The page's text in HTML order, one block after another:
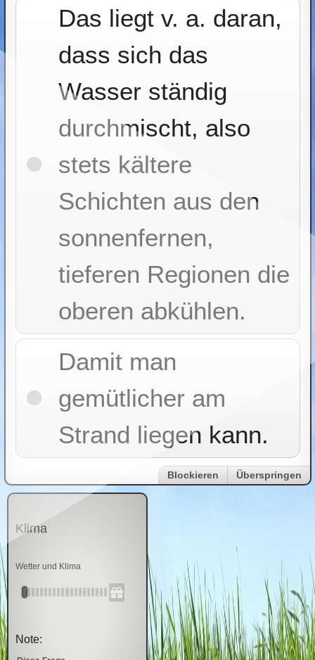
Das liegt v. a. daran,
dass sich das
Wasser ständig
durchmischt, also
stets kältere
Schichten aus den
sonnenfernen,
tieferen Regionen die
oberen abkühlen.
Damit man
gemütlicher am
Strand liegen kann.
Blockieren Überspringen
Klima
Wetter und Klima
Note: